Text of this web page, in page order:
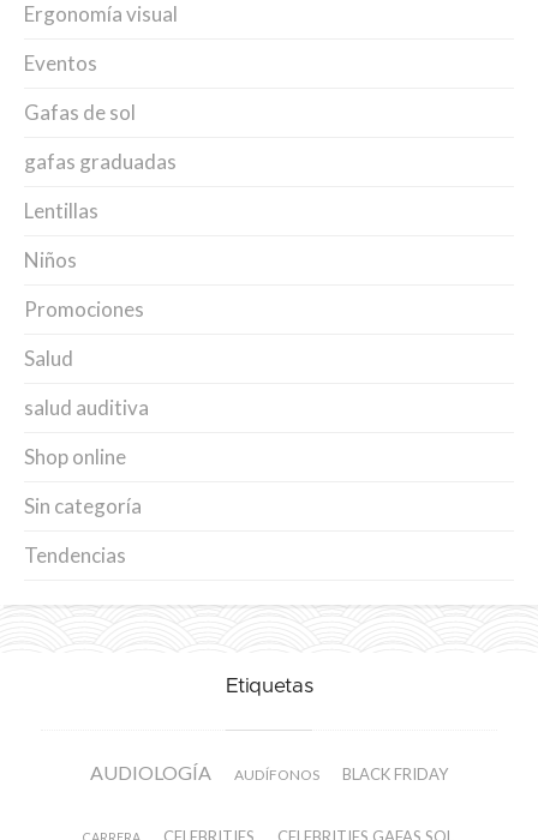
Ergonomía visual
Eventos
Gafas de sol
gafas graduadas
Lentillas
Niños
Promociones
Salud
salud auditiva
Shop online
Sin categoría
Tendencias
Etiquetas
AUDIOLOGÍA AUDÍFONOS BLACK FRIDAY